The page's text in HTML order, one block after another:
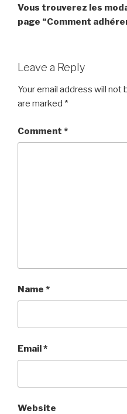
Vous trouverez les
page “Comment
Leave a Reply
Your email address will not
are marked *
Comment *
Name *
Email*
Website